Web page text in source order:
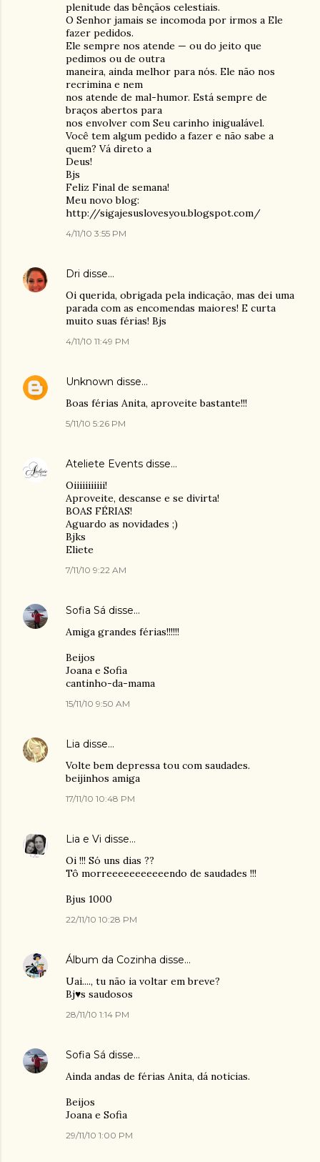
plenitude das bênçãos celestiais.
O Senhor jamais se incomoda por irmos a Ele
fazer pedidos.
Ele sempre nos atende — ou do jeito que
pedimos ou de outra
maneira, ainda melhor para nós. Ele não nos
recrimina e nem
nos atende de mal-humor. Está sempre de
braços abertos para
nos envolver com Seu carinho inigualável.
Você tem algum pedido a fazer e não sabe a
quem? Vá direto a
Deus!
Bjs
Feliz Final de semana!
Meu novo blog:
http://sigajesuslovesyou.blogspot.com/
4/11/10 3:55 PM
Dri disse…
Oi querida, obrigada pela indicação, mas dei uma
parada com as encomendas maiores! E curta
muito suas férias! Bjs
4/11/10 11:49 PM
Unknown disse…
Boas férias Anita, aproveite bastante!!!
5/11/10 5:26 PM
Ateliete Events disse…
Oiiiiiiiiiii!
Aproveite, descanse e se divirta!
BOAS FÉRIAS!
Aguardo as novidades ;)
Bjks
Eliete
7/11/10 9:22 AM
Sofia Sá disse…
Amiga grandes férias!!!!!!
Beijos
Joana e Sofia
cantinho-da-mama
15/11/10 9:50 AM
Lia disse…
Volte bem depressa tou com saudades.
beijinhos amiga
17/11/10 10:48 PM
Lia e Vi disse…
Oi !!! Só uns dias ??
Tô morreeeeeeeeeeendo de saudades !!!
Bjus 1000
22/11/10 10:28 PM
Álbum da Cozinha disse…
Uai...., tu não ia voltar em breve?
Bj♥s saudosos
28/11/10 1:14 PM
Sofia Sá disse…
Ainda andas de férias Anita, dá noticias.
Beijos
Joana e Sofia
29/11/10 1:00 PM